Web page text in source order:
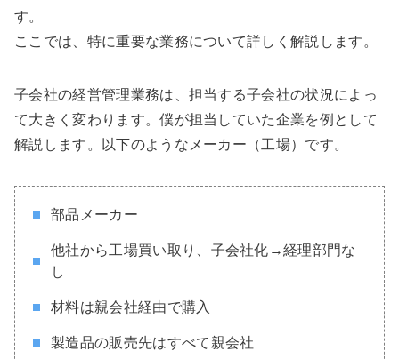
す。
ここでは、特に重要な業務について詳しく解説します。
子会社の経営管理業務は、担当する子会社の状況によっ
て大きく変わります。僕が担当していた企業を例として
解説します。以下のようなメーカー（工場）です。
部品メーカー
他社から工場買い取り、子会社化→経理部門な
し
材料は親会社経由で購入
製造品の販売先はすべて親会社